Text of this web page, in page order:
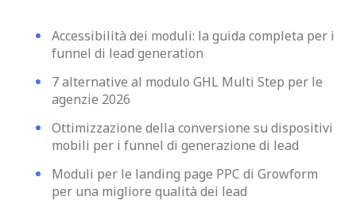
Accessibilità dei moduli: la guida completa per i
funnel di lead generation
7 alternative al modulo GHL Multi Step per le
agenzie 2026
Ottimizzazione della conversione su dispositivi
mobili per i funnel di generazione di lead
Moduli per le landing page PPC di Growform
per una migliore qualità dei lead